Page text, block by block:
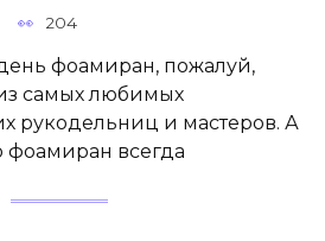
204
фоамиран, пожалуй,
самых любимых
рукодельниц и мастеров. А
фоамиран всегда